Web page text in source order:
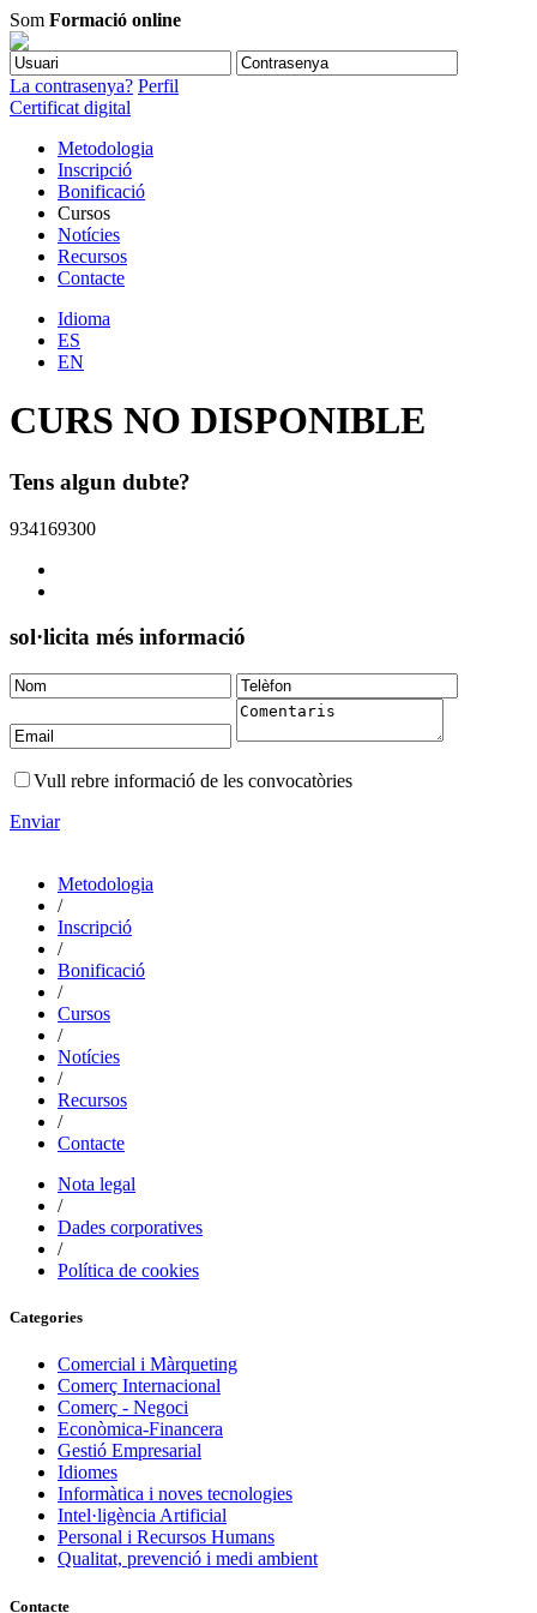
Som Formació online
La contrasenya? Perfil
Certificat digital
Metodologia
Inscripció
Bonificació
Cursos
Notícies
Recursos
Contacte
Idioma
ES
EN
CURS NO DISPONIBLE
Tens algun dubte?
934169300
sol·licita més informació
Vull rebre informació de les convocatòries
Enviar
Metodologia
/
Inscripció
/
Bonificació
/
Cursos
/
Notícies
/
Recursos
/
Contacte
Nota legal
/
Dades corporatives
/
Política de cookies
Categories
Comercial i Màrqueting
Comerç Internacional
Comerç - Negoci
Econòmica-Financera
Gestió Empresarial
Idiomes
Informàtica i noves tecnologies
Intel·ligència Artificial
Personal i Recursos Humans
Qualitat, prevenció i medi ambient
Contacte